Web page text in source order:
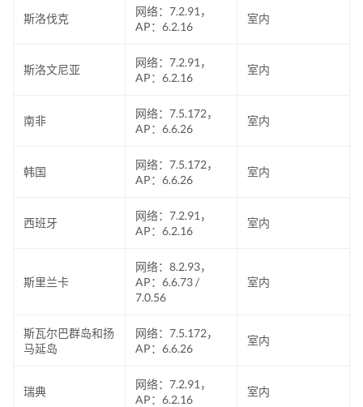
斯洛伐克
网络：7.2.91，
AP：6.2.16
室内
斯洛文尼亚
网络：7.2.91，
AP：6.2.16
室内
南非
网络：7.5.172，
AP：6.6.26
室内
韩国
网络：7.5.172，
AP：6.6.26
室内
西班牙
网络：7.2.91，
AP：6.2.16
室内
斯里兰卡
网络：8.2.93，
AP：6.6.73 /
7.0.56
室内
斯瓦尔巴群岛和扬
马延岛
网络：7.5.172，
AP：6.6.26
室内
瑞典
网络：7.2.91，
AP：6.2.16
室内